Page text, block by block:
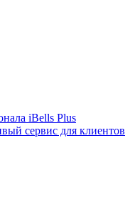
iBells Plus
сервис для клиентов